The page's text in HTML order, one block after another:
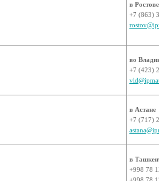
в
+7 (863)
во
+7 (423)
в Астане
+7 (717)
в
+998 78